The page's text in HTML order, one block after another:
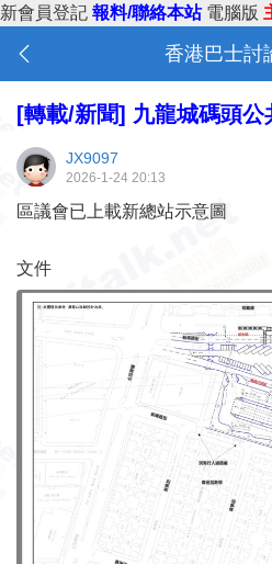
新會員登記 報料/聯絡本站 電腦版
香港巴士討
[轉載/新聞] 九龍城碼頭
JX9097
2026-1-24 20:13
區議會已上載新總站示意圖
文件